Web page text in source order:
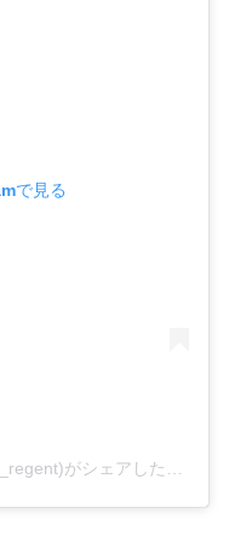
で見る
ジョックロック ゆうじろー(@yujiro_regent)がシェアした投稿